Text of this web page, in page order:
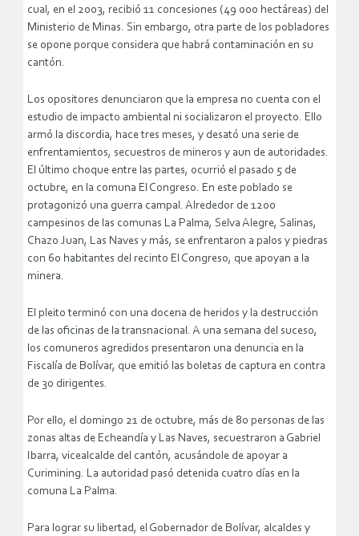
cual, en el 2003, recibió 11 concesiones (49 000 hectáreas) del
Ministerio de Minas. Sin embargo, otra parte de los pobladores
se opone porque considera que habrá contaminación en su
cantón.
Los opositores denunciaron que la empresa no cuenta con el
estudio de impacto ambiental ni socializaron el proyecto. Ello
armó la discordia, hace tres meses, y desató una serie de
enfrentamientos, secuestros de mineros y aun de autoridades.
El último choque entre las partes, ocurrió el pasado 5 de
octubre, en la comuna El Congreso. En este poblado se
protagonizó una guerra campal. Alrededor de 1200
campesinos de las comunas La Palma, Selva Alegre, Salinas,
Chazo Juan, Las Naves y más, se enfrentaron a palos y piedras
con 60 habitantes del recinto El Congreso, que apoyan a la
minera.
El pleito terminó con una docena de heridos y la destrucción
de las oficinas de la transnacional. A una semana del suceso,
los comuneros agredidos presentaron una denuncia en la
Fiscalía de Bolívar, que emitió las boletas de captura en contra
de 30 dirigentes.
Por ello, el domingo 21 de octubre, más de 80 personas de las
zonas altas de Echeandía y Las Naves, secuestraron a Gabriel
Ibarra, vicealcalde del cantón, acusándole de apoyar a
Curimining. La autoridad pasó detenida cuatro días en la
comuna La Palma.
Para lograr su libertad, el Gobernador de Bolívar, alcaldes y